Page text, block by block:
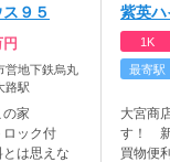
９５
営地下鉄烏丸
路駅
の家
ック付
は思えな
紫英ハ
1K
最寄駅
大宮商
す！ 新
買物便